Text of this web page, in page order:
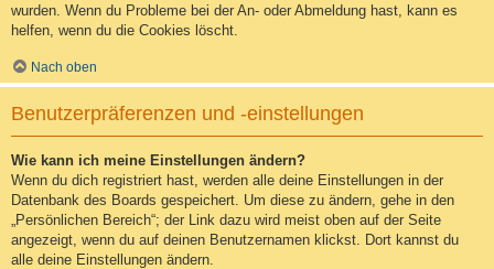
wurden. Wenn du Probleme bei der An- oder Abmeldung hast, kann es
helfen, wenn du die Cookies löscht.
Nach oben
Benutzerpräferenzen und -einstellungen
Wie kann ich meine Einstellungen ändern?
Wenn du dich registriert hast, werden alle deine Einstellungen in der
Datenbank des Boards gespeichert. Um diese zu ändern, gehe in den
„Persönlichen Bereich“; der Link dazu wird meist oben auf der Seite
angezeigt, wenn du auf deinen Benutzernamen klickst. Dort kannst du
alle deine Einstellungen ändern.